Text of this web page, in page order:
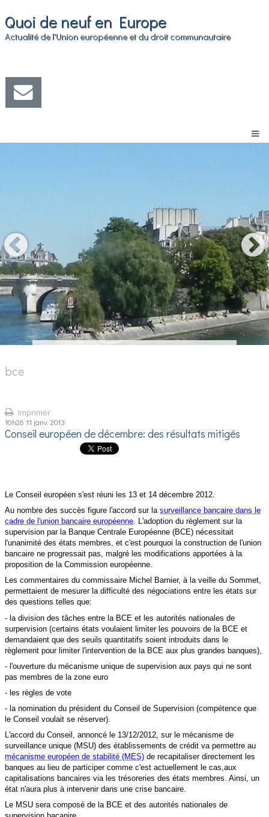
Quoi de neuf en Europe
Actualité de l'Union européenne et du droit communautaire
bce
Imprimer
10h26 11 janv. 2013
Conseil européen de décembre: des résultats mitigés
Le Conseil européen s'est réuni les 13 et 14 décembre 2012.
Au nombre des succès figure l'accord sur lasurveillance bancaire dans le
cadre de l'union bancaire européenne. L'adoption du règlement sur la
supervision par la Banque Centrale Européenne (BCE) nécessitait
l'unanimité des états membres, et c'est pourquoi la construction de l'union
bancaire ne progressait pas, malgré les modifications apportées à la
proposition de la Commission européenne.
Les commentaires du commissaire Michel Barnier, à la veille du Sommet,
permettaient de mesurer la difficulté des négociations entre les états sur
des questions telles que:
- la division des tâches entre la BCE et les autorités nationales de
surpervision (certains états voulaient limiter les pouvoirs de la BCE et
demandaient que des seuils quantitatifs soient introduits dans le
règlement pour limiter l'intervention de la BCE aux plus grandes banques),
- l'ouverture du mécanisme unique de supervision aux pays qui ne sont
pas membres de la zone euro
- les règles de vote
- la nomination du président du Conseil de Supervision (compétence que
le Conseil voulait se réserver).
L'accord du Conseil, annoncé le 13/12/2012, sur le mécanisme de
surveillance unique (MSU) des établissements de crédit va permettre au
mécanisme européen de stabilité (MES) de recapitaliser directement les
banques au lieu de participer comme c'est actuellement le cas,aux
capitalisations bancaires via les trésoreries des états membres. Ainsi, un
état n'aura plus à intervenir dans une crise bancaire.
Le MSU sera composé de la BCE et des autorités nationales de